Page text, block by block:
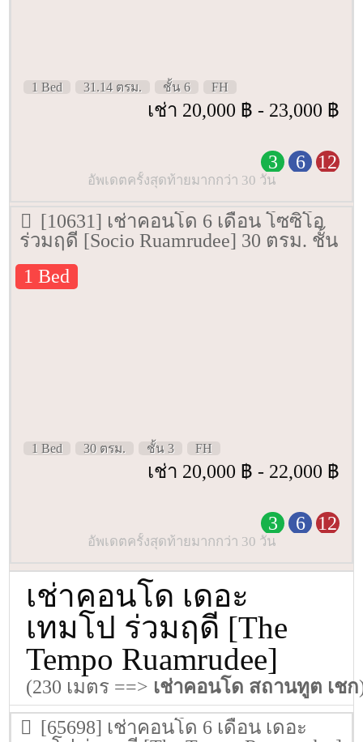
1 Bed 31.14 ตรม. ชั้น 6 FH
เช่า 20,000 ฿ - 23,000 ฿
3 6 12
อัพเดตครั้งสุดท้ายมากกว่า 30 วัน
[10631] เช่าคอนโด 6 เดือน โซซิโอ
ร่วมฤดี [Socio Ruamrudee] 30 ตรม. ชั้น
3
1 Bed
1 Bed 30 ตรม. ชั้น 3 FH
เช่า 20,000 ฿ - 22,000 ฿
3 6 12
อัพเดตครั้งสุดท้ายมากกว่า 30 วัน
เช่าคอนโด เดอะ
เทมโป ร่วมฤดี [The
Tempo Ruamrudee]
(230 เมตร ==> เช่าคอนโด สถานทูต เชก
[65698] เช่าคอนโด 6 เดือน เดอะ